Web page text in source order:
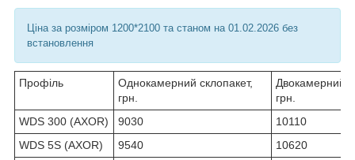
Ціна за розміром 1200*2100 та станом на 01.02.2026 без
встановлення
Профіль
Однокамерний склопакет,
грн.
Двокамерний
грн.
WDS 300 (AXOR)
9030
10110
WDS 5S (AXOR)
9540 10620